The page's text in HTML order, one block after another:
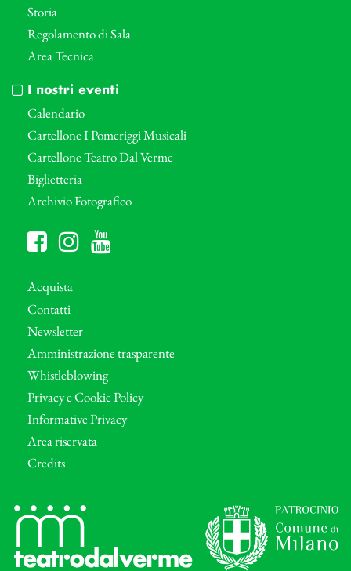
Storia
Regolamento di Sala
Area Tecnica
I nostri eventi
Calendario
Cartellone I Pomeriggi Musicali
Cartellone Teatro Dal Verme
Biglietteria
Archivio Fotografico
Acquista
Contatti
Newsletter
Amministrazione trasparente
Whistleblowing
Privacy e Cookie Policy
Informative Privacy
Area riservata
Credits